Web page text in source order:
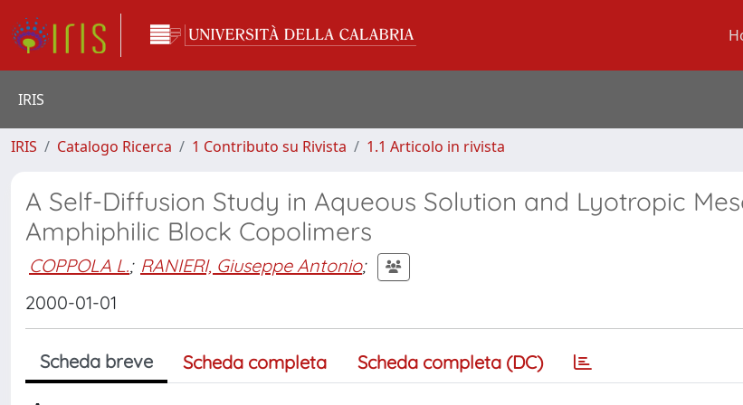
IRIS
IRIS Catalogo Ricerca 1 Contributo su Rivista 1.1 Articolo in rivista
A Self-Diffusion Study in Aqueous Solution and Lyotropic
Amphiphilic Block Copolimers
COPPOLA L.; RANIERI, Giuseppe Antonio;
2000-01-01
Scheda breve Scheda completa Scheda completa (DC)